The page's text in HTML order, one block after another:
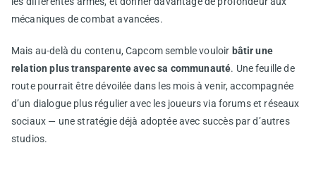
mécaniques de combat avancées.
Mais au-delà du contenu, Capcom semble vouloir bâtir une
relation plus transparente avec sa communauté. Une feuille de
route pourrait être dévoilée dans les mois à venir, accompagnée
d’un dialogue plus régulier avec les joueurs via forums et réseaux
sociaux — une stratégie déjà adoptée avec succès par d’autres
studios.